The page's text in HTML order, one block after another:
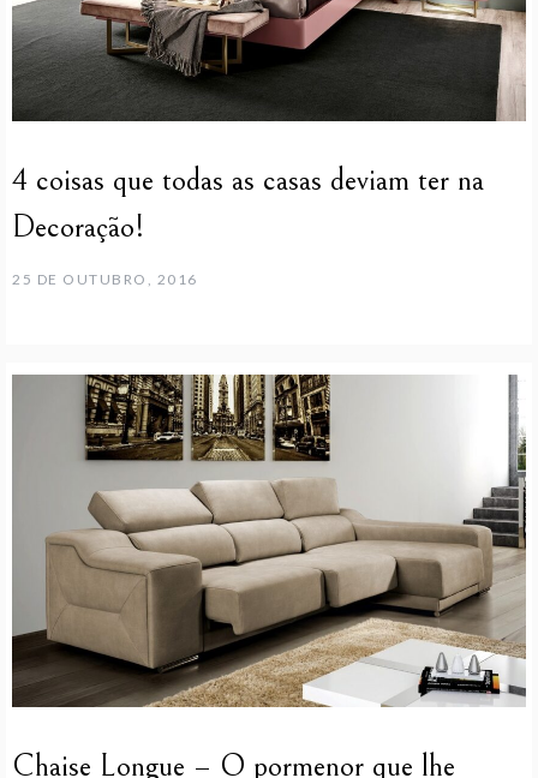
4 coisas que todas as casas deviam ter na
Decoração!
25 DE OUTUBRO, 2016
Chaise Longue – O pormenor que lhe